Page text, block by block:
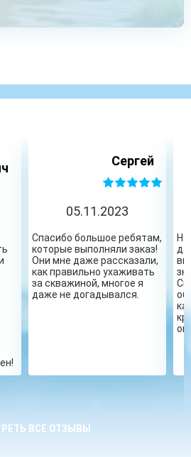
Сергей
05.11.2023
Спасибо большое ребятам,
которые выполняли заказ!
Они мне даже рассказали,
как правильно ухаживать
за скважиной, многое я
даже не догадывался.
ВСЕ ОТЗЫВЫ